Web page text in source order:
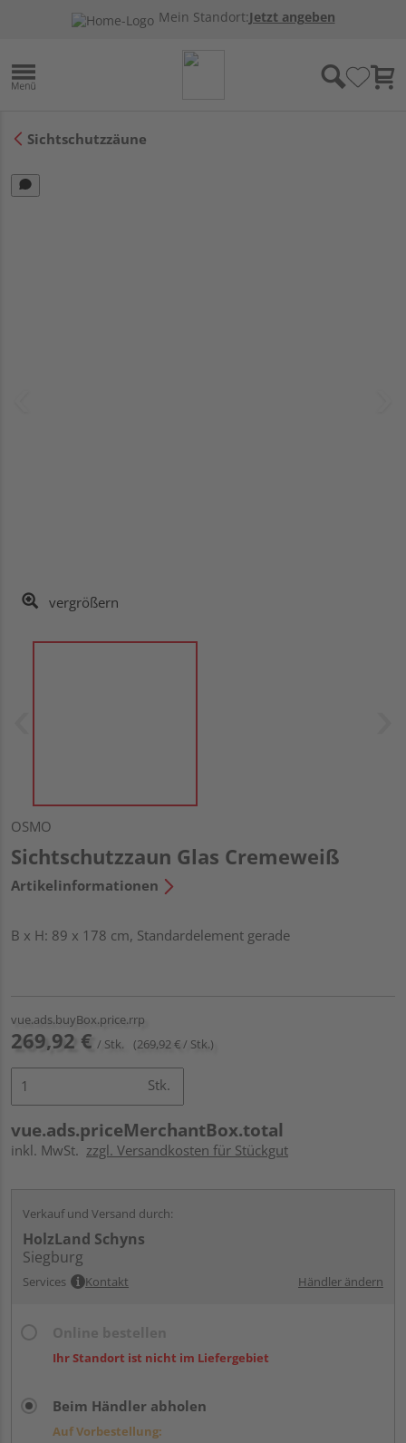
Mein Standort:Jetzt angeben
Sichtschutzzäune
vergrößern
OSMO
Sichtschutzzaun Glas Cremeweiß
Artikelinformationen
B x H: 89 x 178 cm, Standardelement gerade
vue.ads.buyBox.price.rrp
269,92 € / Stk. (269,92 € / Stk.)
Stk.
vue.ads.priceMerchantBox.total
inkl. MwSt. zzgl. Versandkosten für Stückgut
Verkauf und Versand durch:
HolzLand Schyns
Siegburg
Services Kontakt Händler ändern
Ihr Standort ist nicht im Liefergebiet
Beim Händler abholen
Auf Vorbestellung: